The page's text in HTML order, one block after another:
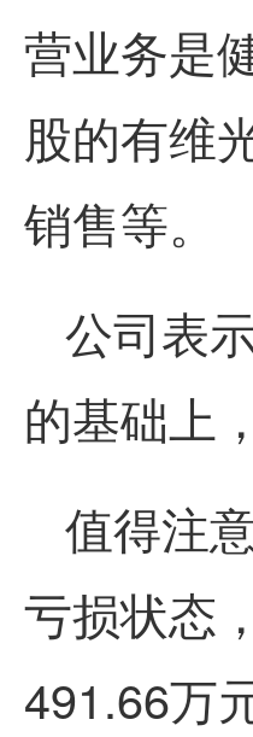
营业务是
股的有维
销售等。
公司表
的基础上
值得注
亏损状态
491.66万